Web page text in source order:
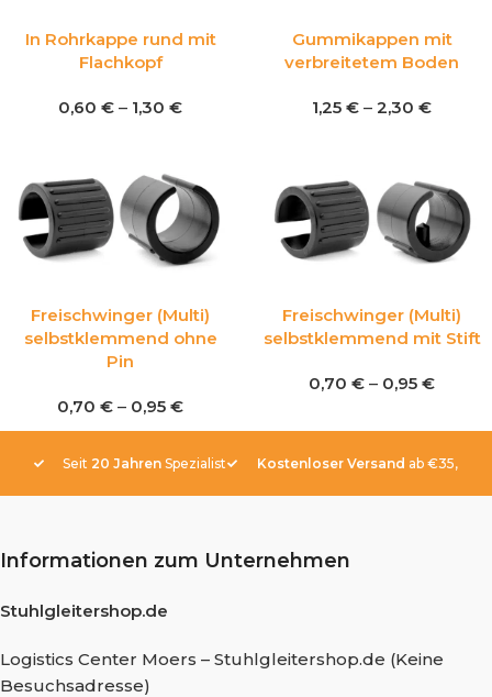
In Rohrkappe rund mit
Flachkopf
0,60 € – 1,30 €
Gummikappen mit
verbreitetem Boden
1,25 € – 2,30 €
Freischwinger (Multi)
selbstklemmend ohne
Pin
0,70 € – 0,95 €
Freischwinger (Multi)
selbstklemmend mit Stift
0,70 € – 0,95 €
Seit 20 Jahren Spezialist Kostenloser Versand ab €35,-
Informationen zum Unternehmen
Stuhlgleitershop.de
Logistics Center Moers – Stuhlgleitershop.de (Keine
Besuchsadresse)